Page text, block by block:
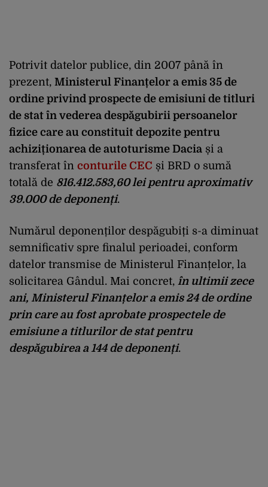
Potrivit datelor publice, din 2007 până în
prezent, Ministerul Finanțelor a emis 35 de
ordine privind prospecte de emisiuni de titluri
de stat în vederea despăgubirii persoanelor
fizice care au constituit depozite pentru
achiziționarea de autoturisme Dacia și a
transferat în conturile CEC și BRD o sumă
totală de 816.412.583,60 lei pentru aproximativ
39.000 de deponenți.
Numărul deponenților despăgubiți s-a diminuat
semnificativ spre finalul perioadei, conform
datelor transmise de Ministerul Finanțelor, la
solicitarea Gândul. Mai concret, în ultimii zece
ani, Ministerul Finanțelor a emis 24 de ordine
prin care au fost aprobate prospectele de
emisiune a titlurilor de stat pentru
despăgubirea a 144 de deponenți.